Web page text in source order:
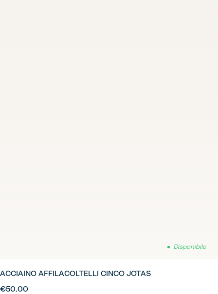
Disponibile
ACCIAINO AFFILACOLTELLI CINCO JOTAS
€50.00